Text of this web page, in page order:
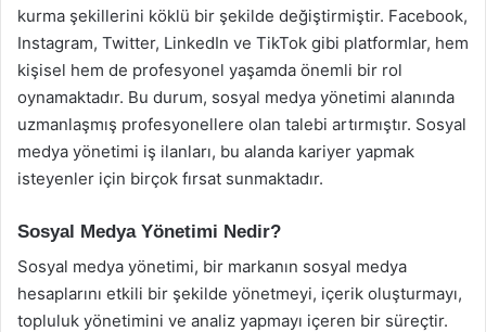
kurma şekillerini köklü bir şekilde değiştirmiştir. Facebook,
Instagram, Twitter, LinkedIn ve TikTok gibi platformlar, hem
kişisel hem de profesyonel yaşamda önemli bir rol
oynamaktadır. Bu durum, sosyal medya yönetimi alanında
uzmanlaşmış profesyonellere olan talebi artırmıştır. Sosyal
medya yönetimi iş ilanları, bu alanda kariyer yapmak
isteyenler için birçok fırsat sunmaktadır.
Sosyal Medya Yönetimi Nedir?
Sosyal medya yönetimi, bir markanın sosyal medya
hesaplarını etkili bir şekilde yönetmeyi, içerik oluşturmayı,
topluluk yönetimini ve analiz yapmayı içeren bir süreçtir.